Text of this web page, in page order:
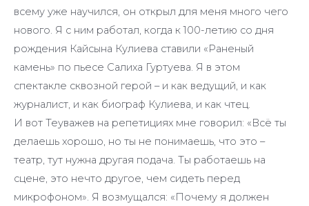
всему уже научился, он открыл для меня много чего
нового. Я с ним работал, когда к 100-летию со дня
рождения Кайсына Кулиева ставили «Раненый
камень» по пьесе Салиха Гуртуева. Я в этом
спектакле сквозной герой – и как ведущий, и как
журналист, и как биограф Кулиева, и как чтец.
И вот Теуважев на репетициях мне говорил: «Всё ты
делаешь хорошо, но ты не понимаешь, что это –
театр, тут нужна другая подача. Ты работаешь на
сцене, это нечто другое, чем сидеть перед
микрофоном». Я возмущался: «Почему я должен